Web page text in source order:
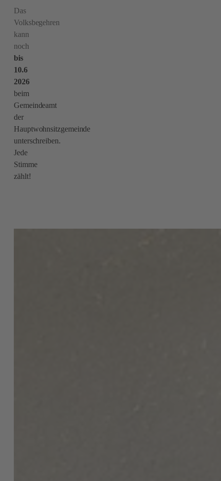
Das
Volksbegehren
kann
noch
bis
10.6
2026
beim
Gemeindeamt
der
Hauptwohnsitzgemeinde
unterschreiben.
Jede
Stimme
zählt!